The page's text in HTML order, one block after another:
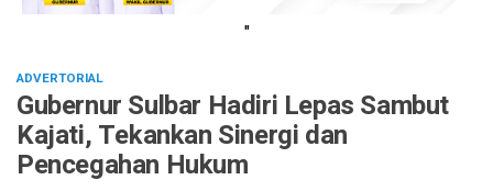
"
ADVERTORIAL
Gubernur Sulbar Hadiri Lepas Sambut
Kajati, Tekankan Sinergi dan
Pencegahan Hukum